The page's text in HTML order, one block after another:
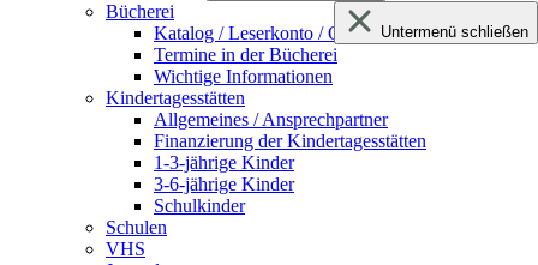
Untermenü schließen
Bücherei
Katalog / Leserkonto / Onleihe netBIB24
Termine in der Bücherei
Wichtige Informationen
Kindertagesstätten
Allgemeines / Ansprechpartner
Finanzierung der Kindertagesstätten
1-3-jährige Kinder
3-6-jährige Kinder
Schulkinder
Schulen
VHS